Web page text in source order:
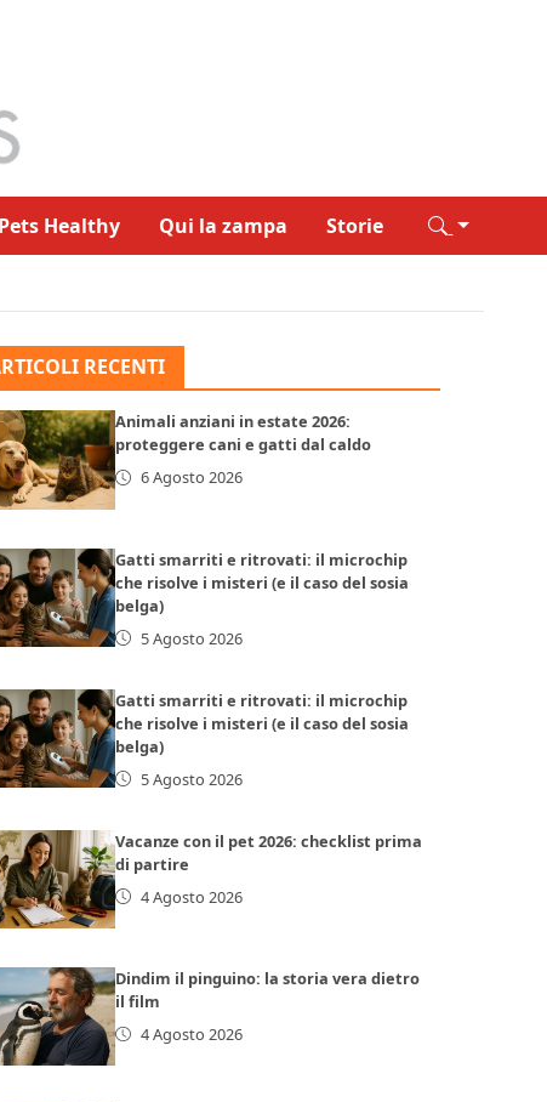
Pets Healthy Qui la zampa Storie
RECENTI
Animali anziani in estate 2026:
proteggere cani e gatti dal caldo
6 Agosto 2026
Gatti smarriti e ritrovati: il microchip
che risolve i misteri (e il caso del sosia
belga)
5 Agosto 2026
Gatti smarriti e ritrovati: il microchip
che risolve i misteri (e il caso del sosia
belga)
5 Agosto 2026
Vacanze con il pet 2026: checklist prima
di partire
4 Agosto 2026
Dindim il pinguino: la storia vera dietro
il film
4 Agosto 2026